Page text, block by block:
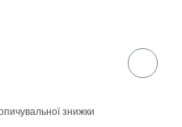
знижки